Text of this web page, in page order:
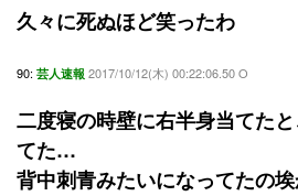
久々に死ぬほど笑ったわ
90: 芸人速報 2017/10/12(木) 00:22:06.50 O
二度寝の時壁に右半身当てた
てた…
背中刺青みたいになってたの